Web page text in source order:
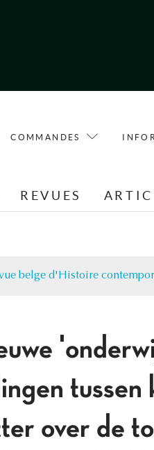
COMMANDES
REVUES
belge d'Histoire
over de